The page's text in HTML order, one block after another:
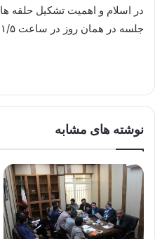
در اسلام و اهمیت تشکیل حلقه
جلسه در همان روز در ساعت ۱۱/۵ صبح پایان یافت.
نوشته های مشابه